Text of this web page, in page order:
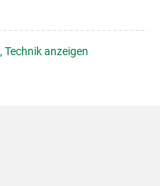
Technik anzeigen